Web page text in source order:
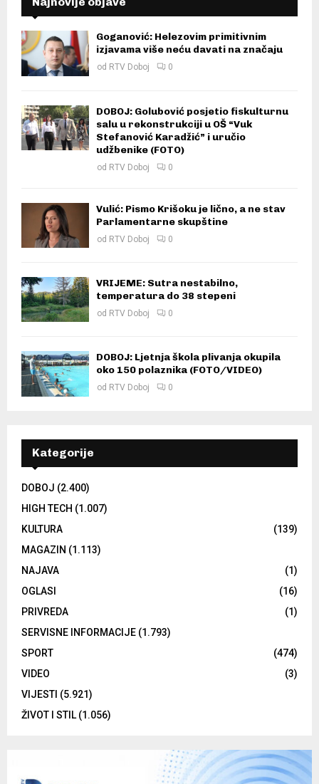
Goganović: Helezovim primitivnim
izjavama više neću davati na značaju
od RTV Doboj 0
DOBOJ: Golubović posjetio fiskulturnu
salu u rekonstrukciji u OŠ “Vuk
Stefanović Karadžić” i uručio
udžbenike (FOTO)
od RTV Doboj 0
Vulić: Pismo Krišoku je lično, a ne stav
Parlamentarne skupštine
od RTV Doboj 0
VRIJEME: Sutra nestabilno,
temperatura do 38 stepeni
od RTV Doboj 0
DOBOJ: Ljetnja škola plivanja okupila
oko 150 polaznika (FOTO/VIDEO)
od RTV Doboj 0
Kategorije
DOBOJ (2.400)
HIGH TECH (1.007)
KULTURA
(139)
MAGAZIN (1.113)
NAJAVA
(1)
OGLASI
(16)
PRIVREDA
(1)
SERVISNE INFORMACIJE (1.793)
SPORT
(474)
VIDEO
(3)
VIJESTI (5.921)
ŽIVOT I STIL (1.056)